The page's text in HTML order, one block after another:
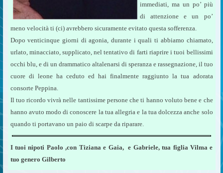
immediati, ma un po’ più
di attenzione e un po’
meno velocità ti (ci) avrebbero sicuramente evitato questa sofferenza.
Dopo venticinque giorni di agonia, durante i quali ti abbiamo chiamato,
urlato, minacciato, supplicato, nel tentativo di farti riaprire i tuoi bellissimi
occhi blu, e di un drammatico altalenarsi di speranza e rassegnazione, il tuo
cuore di leone ha ceduto ed hai finalmente raggiunto la tua adorata
consorte Peppina.
Il tuo ricordo vivrà nelle tantissime persone che ti hanno voluto bene e che
hanno avuto modo di conoscere la tua allegria e la tua dolcezza anche solo
quando ti portavano un paio di scarpe da riparare.
I tuoi nipoti Paolo ,con Tiziana e Gaia, e Gabriele, tua figlia Vilma e
tuo genero Gilberto